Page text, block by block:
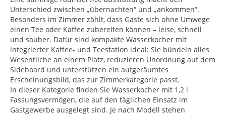
Unterschied zwischen „übernachten“ und „ankommen“.
Besonders im Zimmer zählt, dass Gäste sich ohne Umwege
einen Tee oder Kaffee zubereiten können – leise, schnell
und sauber. Dafür sind kompakte Wasserkocher mit
integrierter Kaffee- und Teestation ideal: Sie bündeln alles
Wesentliche an einem Platz, reduzieren Unordnung auf dem
Sideboard und unterstützen ein aufgeräumtes
Erscheinungsbild, das zur Zimmerkategorie passt.
In dieser Kategorie finden Sie Wasserkocher mit 1,2 l
Fassungsvermögen, die auf den täglichen Einsatz im
Gastgewerbe ausgelegt sind. Je nach Modell stehen